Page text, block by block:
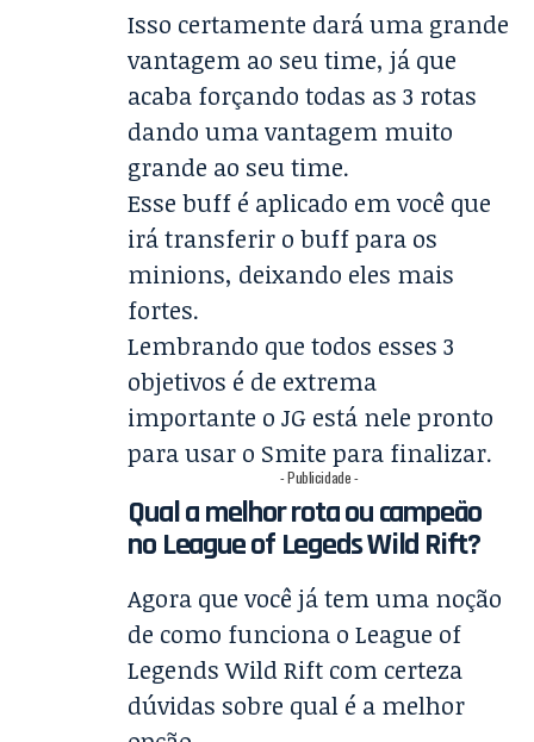
Isso certamente dará uma grande
vantagem ao seu time, já que
acaba forçando todas as 3 rotas
dando uma vantagem muito
grande ao seu time.
Esse buff é aplicado em você que
irá transferir o buff para os
minions, deixando eles mais
fortes.
Lembrando que todos esses 3
objetivos é de extrema
importante o JG está nele pronto
para usar o Smite para finalizar.
- Publicidade -
Qual a melhor rota ou campeão
no League of Legeds Wild Rift?
Agora que você já tem uma noção
de como funciona o League of
Legends Wild Rift com certeza
dúvidas sobre qual é a melhor